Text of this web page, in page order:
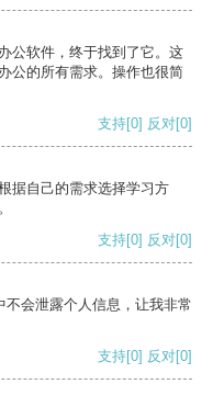
公软件，终于找到了它。这
公的所有需求。操作也很简
支持[0] 反对[0]
据自己的需求选择学习方
支持[0] 反对[0]
会泄露个人信息，让我非常
支持[0] 反对[0]